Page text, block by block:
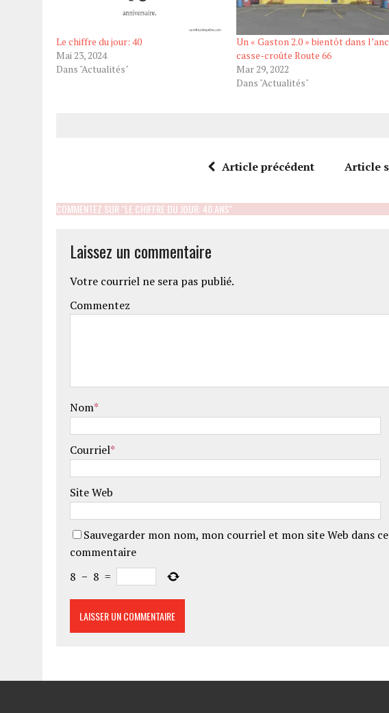
Le chiffre du jour: 40
Mai 23, 2024
Dans "Actualités"
Un « Gaston 2.0 » bientôt dans
casse-croûte Route 66
Mar 29, 2022
Dans "Actualités"
Article précédent Article
COMMENTEZ SUR "LE CHIFFRE DU JOUR: 40 ANS"
Laissez un commentaire
Votre courriel ne sera pas publié.
Commentez
Nom*
Courriel*
Site Web
Sauvegarder mon nom, mon courriel et mon site Web dans
commentaire
8 − 8 =